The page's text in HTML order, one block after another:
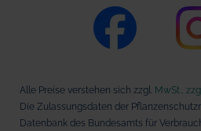
Alle Preise verstehen sich zzgl. MwSt.,
Die Zulassungsdaten der
Datenbank des Bundesamts für